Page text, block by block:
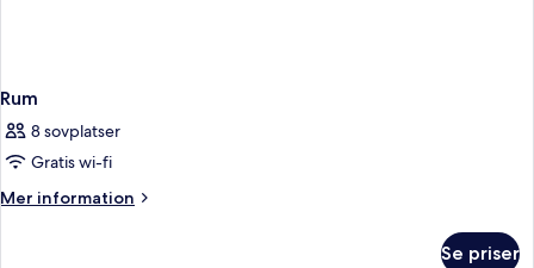
Rum
8 sovplatser
Gratis wi-fi
Mer information
Mer
Se priser